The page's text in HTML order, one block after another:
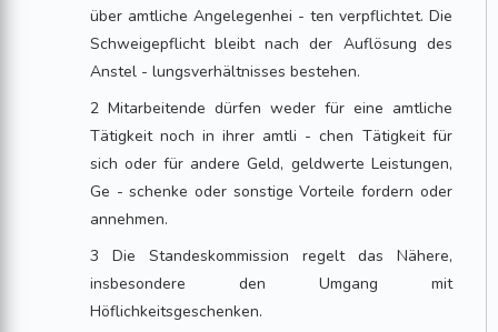
über amtliche Angelegenhei - ten verpflichtet. Die
Schweigepflicht bleibt nach der Auflösung des
Anstel - lungsverhältnisses bestehen.
2 Mitarbeitende dürfen weder für eine amtliche
Tätigkeit noch in ihrer amtli - chen Tätigkeit für
sich oder für andere Geld, geldwerte Leistungen,
Ge - schenke oder sonstige Vorteile fordern oder
annehmen.
3 Die Standeskommission regelt das Nähere,
insbesondere den Umgang mit
Höflichkeitsgeschenken.